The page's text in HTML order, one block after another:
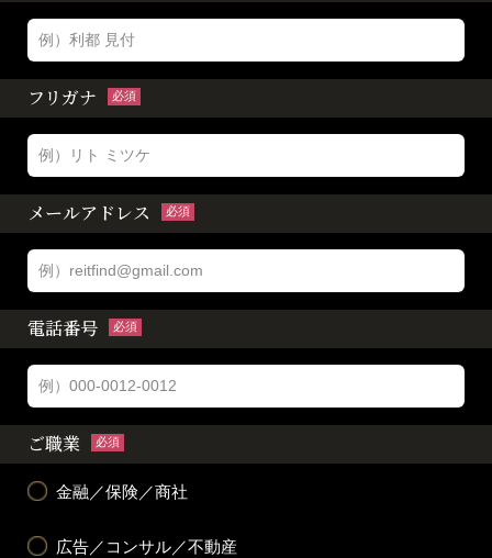
フリガナ 必須
メールアドレス 必須
電話番号 必須
ご職業 必須
金融／保険／商社
広告／コンサル／不動産